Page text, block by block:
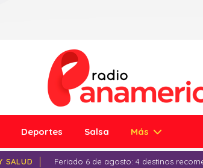
Deportes Salsa Más
SALUD Feriado 6 de agosto: 4 destinos